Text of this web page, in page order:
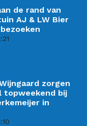
de rand van
AJ & LW Bier
zorgen
topweekend bij
in